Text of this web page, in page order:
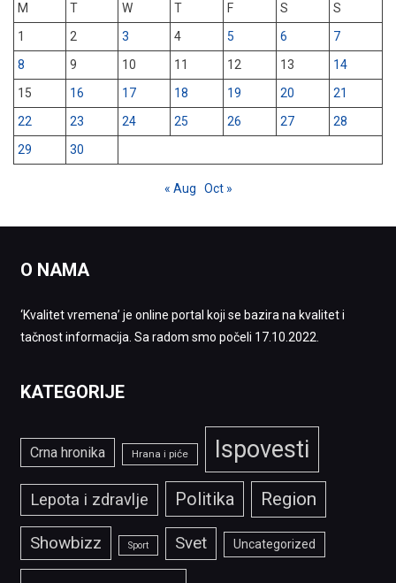
M
T W T F S
S
1
2 3 4 5 6
7
8
9 10 11 12 13
14
15
16 17 18 19 20
21
22
23 24 25 26 27
28
29
30
« Aug Oct »
O NAMA
‘Kvalitet vremena’ je online portal koji se bazira na kvalitet i
tačnost informacija. Sa radom smo počeli 17.10.2022.
KATEGORIJE
Crna hronika Hrana i piće Ispovesti
Lepota i zdravlje Politika Region
Showbizz Sport Svet Uncategorized